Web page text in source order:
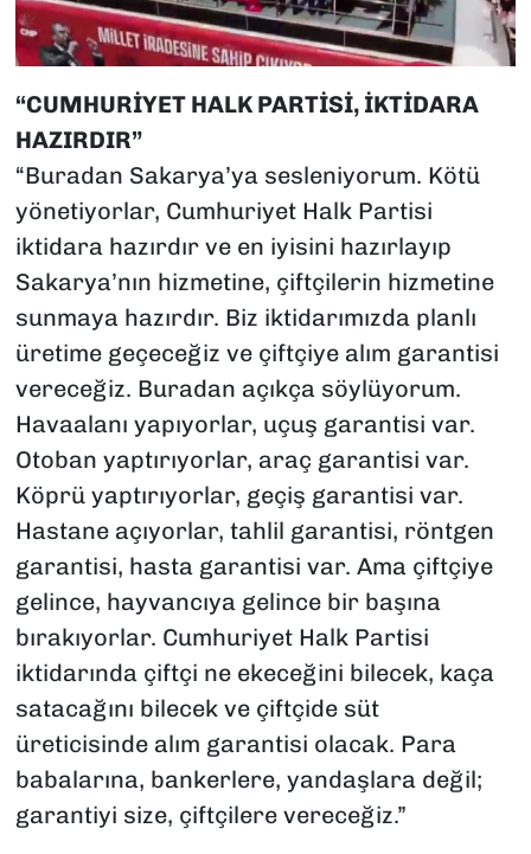
“CUMHURİYET HALK PARTİSİ, İKTİDARA
HAZIRDIR”
“Buradan Sakarya’ya sesleniyorum. Kötü
yönetiyorlar, Cumhuriyet Halk Partisi
iktidara hazırdır ve en iyisini hazırlayıp
Sakarya’nın hizmetine, çiftçilerin hizmetine
sunmaya hazırdır. Biz iktidarımızda planlı
üretime geçeceğiz ve çiftçiye alım garantisi
vereceğiz. Buradan açıkça söylüyorum.
Havaalanı yapıyorlar, uçuş garantisi var.
Otoban yaptırıyorlar, araç garantisi var.
Köprü yaptırıyorlar, geçiş garantisi var.
Hastane açıyorlar, tahlil garantisi, röntgen
garantisi, hasta garantisi var. Ama çiftçiye
gelince, hayvancıya gelince bir başına
bırakıyorlar. Cumhuriyet Halk Partisi
iktidarında çiftçi ne ekeceğini bilecek, kaça
satacağını bilecek ve çiftçide süt
üreticisinde alım garantisi olacak. Para
babalarına, bankerlere, yandaşlara değil;
garantiyi size, çiftçilere vereceğiz.”